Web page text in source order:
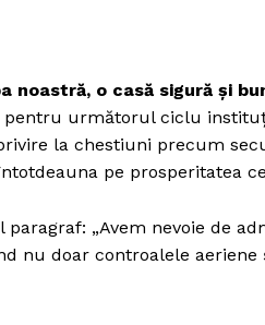
o casă sigură și
următorul ciclu
la chestiuni precum
pe prosperitatea
„Avem nevoie de
nu doar controalele